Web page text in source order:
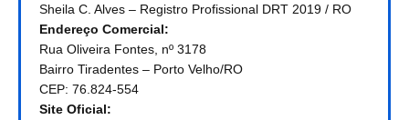
Sheila C. Alves – Registro Profissional DRT 2019 / RO
Endereço Comercial:
Rua Oliveira Fontes, nº 3178
Bairro Tiradentes – Porto Velho/RO
CEP: 76.824-554
Site Oficial: